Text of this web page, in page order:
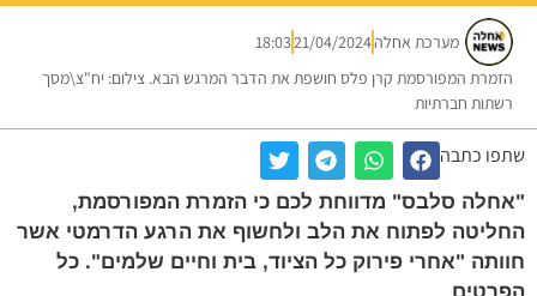
מערכת אחלה 21/04/2024
18:03
המפורסמת קרן פלס חושפת את הדבר המרגש הבא. צילום: יח"צ\מסך
חברתיות
כתבה
סלבס" מדווחת לכם כי הזמרת המפורסמת,
לפתוח את הלב ולחשוף את הרגע הדרמטי אשר
"אחרי פירוק כל הציוד, בית וחיים שלמים". כל